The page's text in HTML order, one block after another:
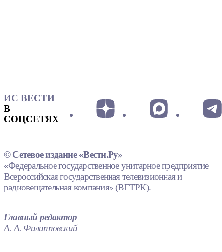
ИС ВЕСТИ
В
СОЦСЕТЯХ
© Сетевое издание «Вести.Ру»
«Федеральное государственное унитарное предприятие
Всероссийская государственная телевизионная и
радиовещательная компания» (ВГТРК).
Главный редактор
А. А. Филипповский